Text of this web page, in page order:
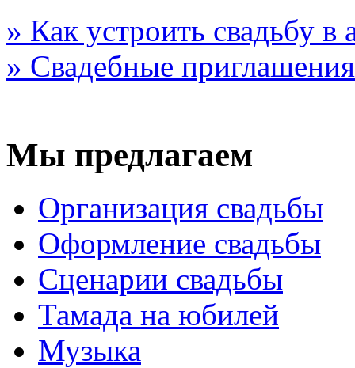
» Как устроить свадьбу в
» Свадебные приглашения
Мы предлагаем
Организация свадьбы
Оформление свадьбы
Сценарии свадьбы
Тамада на юбилей
Музыка